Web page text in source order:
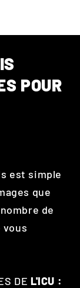
POUR
est simple
que
de
vous
DE L'ICU :